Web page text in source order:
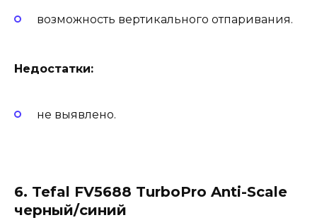
возможность вертикального отпаривания.
Недостатки:
не выявлено.
6. Tefal FV5688 TurboPro Anti-Scale
черный/синий